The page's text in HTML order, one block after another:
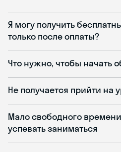
Я могу получить
только после оплаты?
Что нужно, чтобы начать
Не получается прийти на
Мало свободного
успевать заниматься